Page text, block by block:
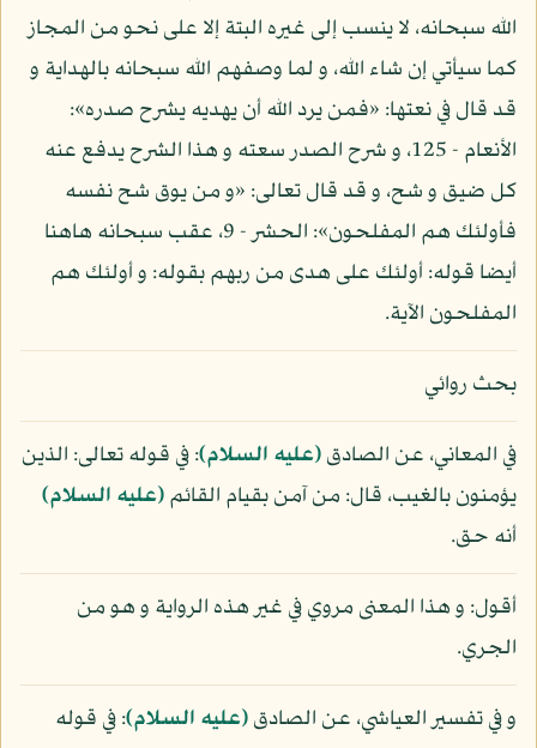
الله سبحانه، لا ينسب إلى غيره البتة إلا على نحو من المجاز
كما سيأتي إن شاء الله، و لما وصفهم الله سبحانه بالهداية و
قد قال في نعتها: «فمن يرد الله أن يهديه يشرح صدره»:
الأنعام - 125، و شرح الصدر سعته و هذا الشرح يدفع عنه
كل ضيق و شح، و قد قال تعالى: «و من يوق شح نفسه
فأولئك هم المفلحون»: الحشر - 9، عقب سبحانه هاهنا
أيضا قوله: أولئك على هدى من ربهم بقوله: و أولئك هم
المفلحون الآية.
بحث روائي
في المعاني، عن الصادق(عليه السلام): في قوله تعالى: الذين
يؤمنون بالغيب، قال: من آمن بقيام القائم(عليه السلام)
أنه حق.
أقول: و هذا المعنى مروي في غير هذه الرواية و هو من
الجري.
و في تفسير العياشي، عن الصادق(عليه السلام): في قوله